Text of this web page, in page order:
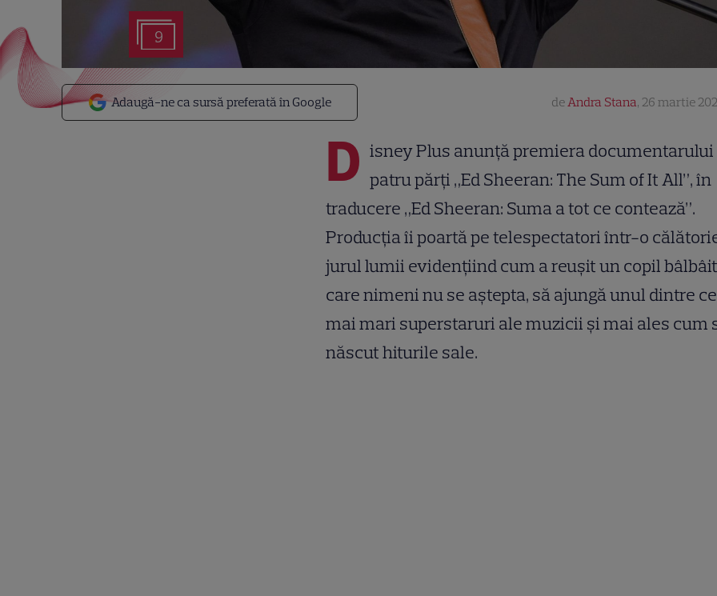
9
Adaugă-ne ca sursă preferată în Google deAndra Stana, 26 martie
D isney Plus anunță premiera
patru părți „Ed Sheeran: The Sum of It All”, în
traducere „Ed Sheeran: Suma a tot ce contează”.
Producția îi poartă pe telespectatori într-o
jurul lumii evidențiind cum a reușit un copil
care nimeni nu se aștepta, să ajungă unul dintre
mai mari superstaruri ale muzicii și mai ales cum
născut hiturile sale.